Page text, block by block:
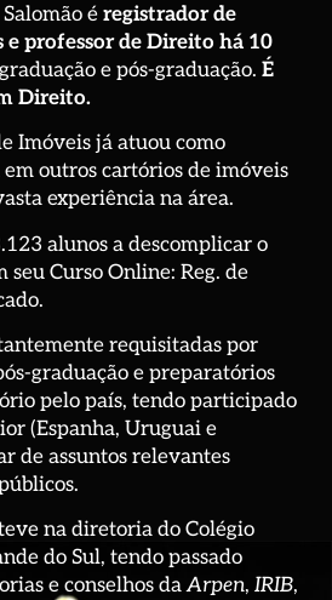
é registrador de
e professor de Direito há 10
e pós-graduação. É
Direito.
Imóveis já atuou como
outros cartórios de imóveis
experiência na área.
alunosa descomplicar o
seu Curso Online: Reg. de
requisitadas por
graduação e preparatórios
pelo país, tendo participado
(Espanha, Uruguai e
de assuntos relevantes
na diretoria do Colégio
do Sul, tendo passado
e conselhos daArpen, IRIB,